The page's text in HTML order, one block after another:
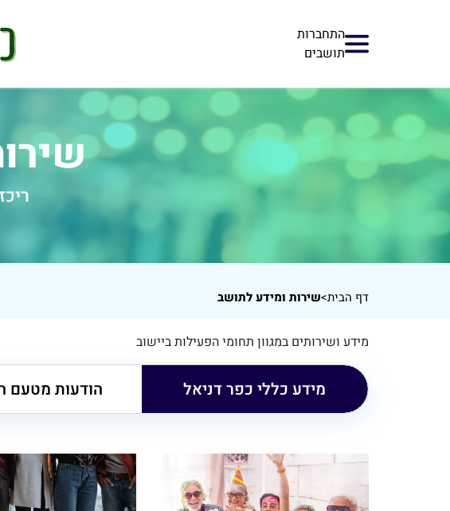
התחברות
תושבים
דף הבית>שירות ומידע לתושב
מידע ושירותים במגוון תחומי הפעילות ביישוב
מידע כללי כפר דניאל הודעות מטעם